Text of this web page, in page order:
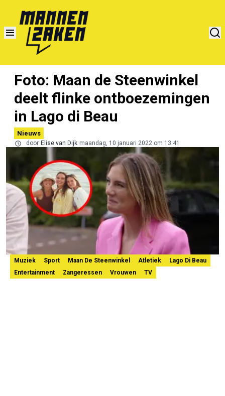
Foto: Maan de Steenwinkel
deelt flinke ontboezemingen
in Lago di Beau
Nieuws
door Elise van Dijk maandag, 10 januari 2022 om 13:41
Muziek Sport Maan De Steenwinkel Atletiek
Lago Di Beau
Entertainment
Zangeressen Vrouwen TV